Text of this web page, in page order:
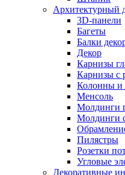
Архитектурный
3D-панели
Багеты
Балки
Декор
Карнизы
Карнизы с
Колонны и
Менсоль
Молдинги
Молдинги
Пилястры
Розетки
Угловые
Декоративные